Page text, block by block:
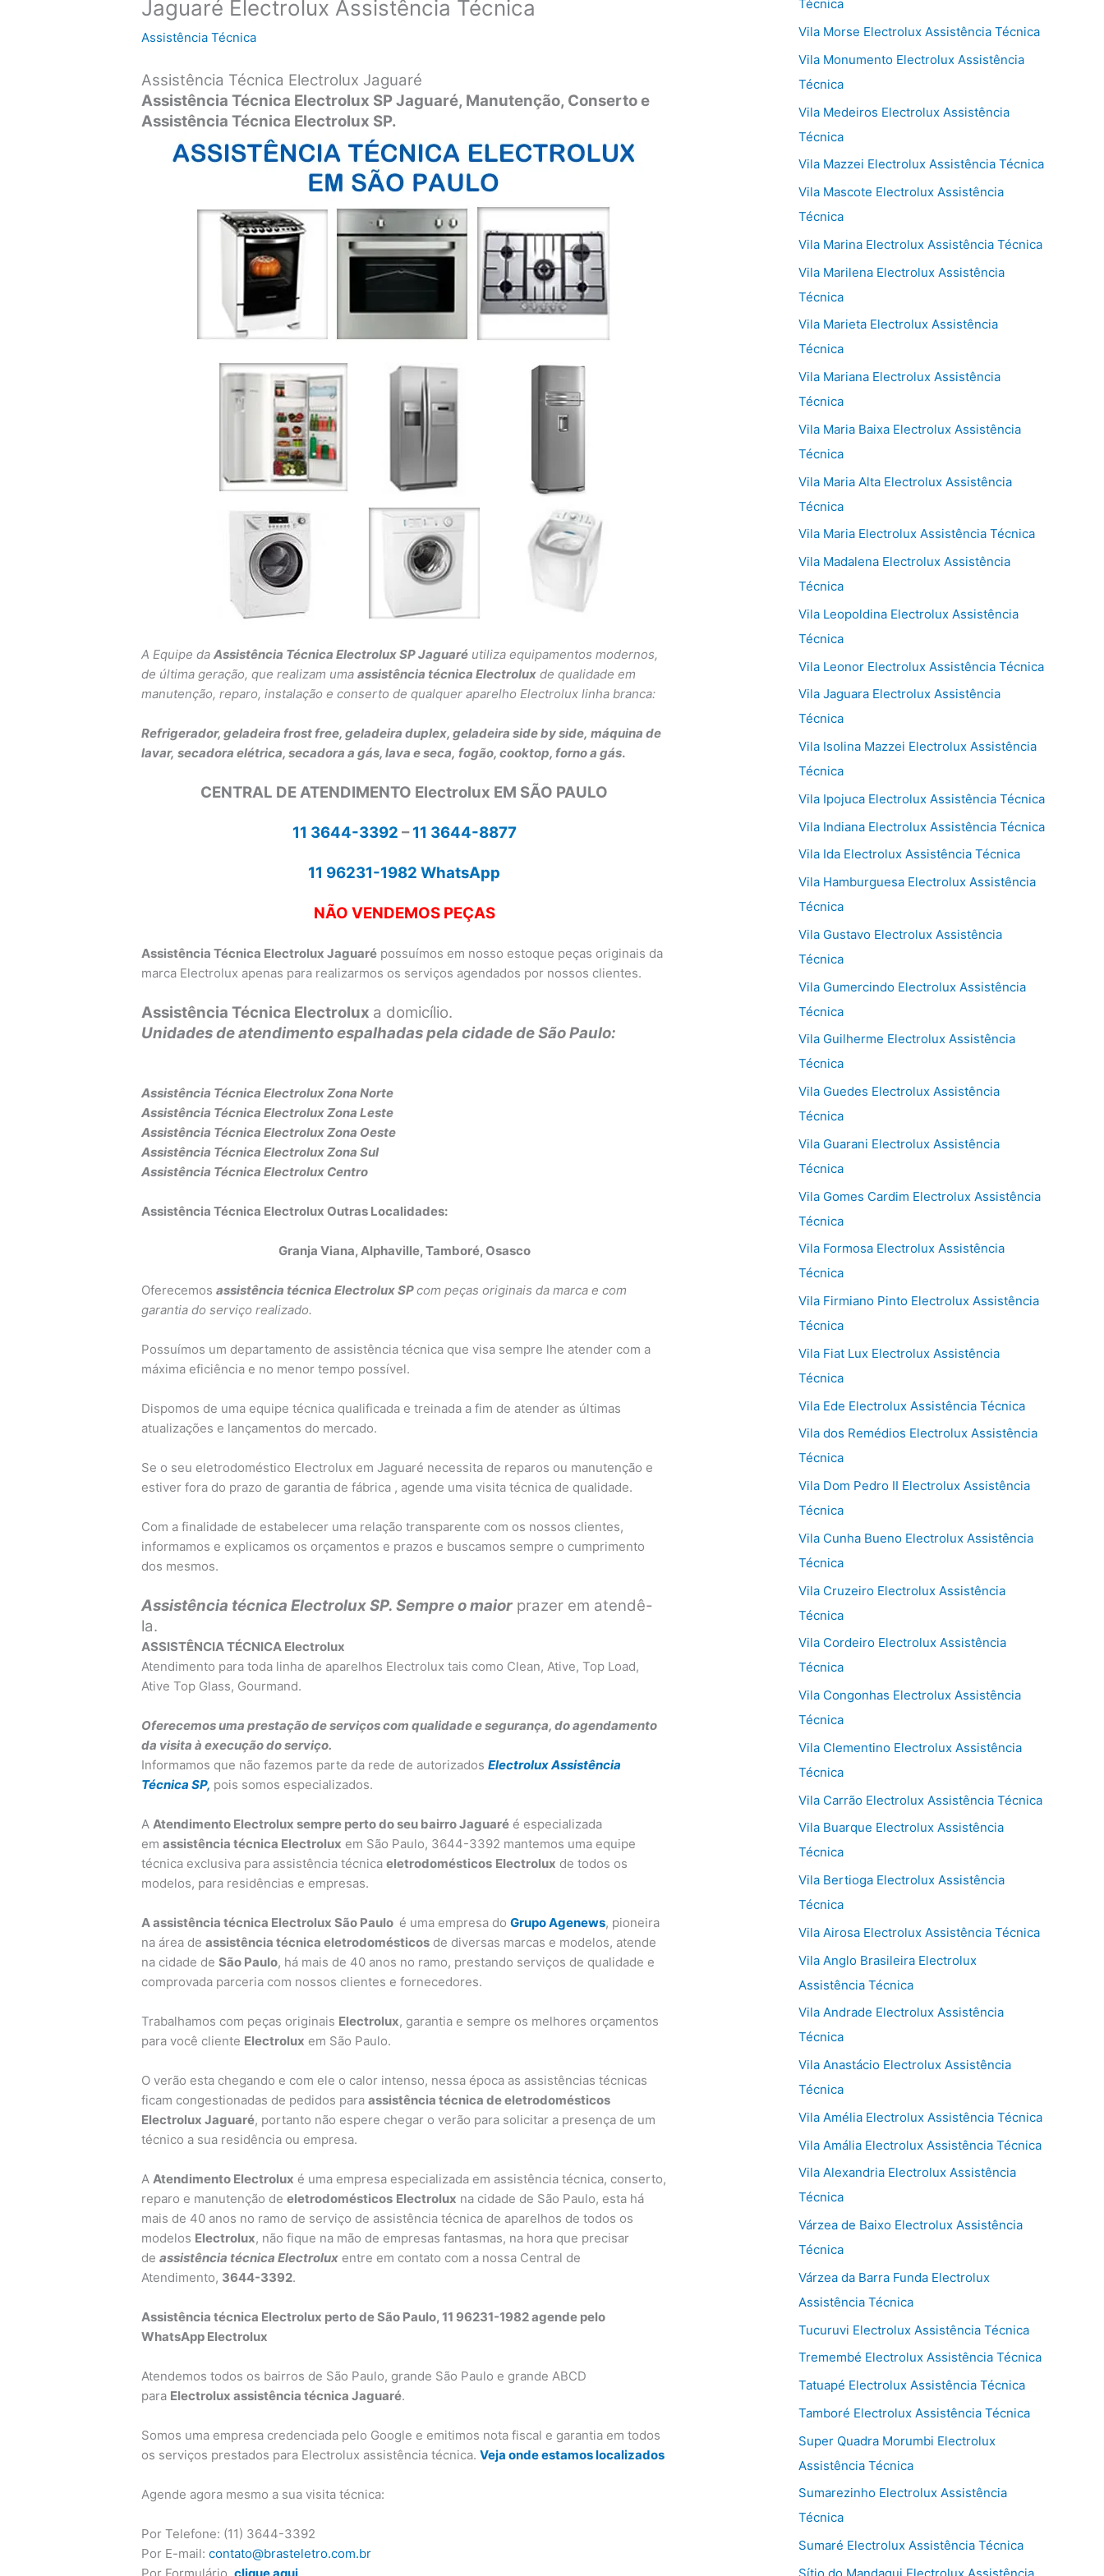
Jaguaré Electrolux Assistência Técnica
Assistência Técnica
Assistência Técnica Electrolux Jaguaré
Assistência Técnica Electrolux SP Jaguaré, Manutenção, Conserto e
Assistência Técnica Electrolux SP.
A Equipe daAssistência Técnica Electrolux SP Jaguaré utiliza equipamentos modernos,
de última geração, que realizam umaassistência técnica Electrolux de qualidade em
manutenção, reparo, instalação e conserto de qualquer aparelho Electrolux linha branca:
Refrigerador, geladeira frost free, geladeira duplex, geladeira side by side,máquina de
lavar,secadora elétrica, secadora a gás, lava e seca,fogão, cooktop, forno a gás.
CENTRAL DE ATENDIMENTO Electrolux EM SÃO PAULO
11 3644-3392 –11 3644-8877
11 96231-1982 WhatsApp
NÃO VENDEMOS PEÇAS
Assistência Técnica Electrolux Jaguaré possuímos em nosso estoque peças originais da
marca Electrolux apenas para realizarmos os serviços agendados por nossos clientes.
Assistência Técnica Electrolux a domicílio.
Unidades de atendimento espalhadas pela cidade de São Paulo:
Assistência Técnica Electrolux Zona Norte
Assistência Técnica Electrolux Zona Leste
Assistência Técnica Electrolux Zona Oeste
Assistência Técnica Electrolux Zona Sul
Assistência Técnica Electrolux Centro
Assistência Técnica Electrolux Outras Localidades:
Granja Viana, Alphaville, Tamboré, Osasco
Oferecemosassistência técnica Electrolux SPcom peças originais da marca e com
garantia do serviço realizado.
Possuímos um departamento de assistência técnica que visa sempre lhe atender com a
máxima eficiência e no menor tempo possível.
Dispomos de uma equipe técnica qualificada e treinada a fim de atender as últimas
atualizações e lançamentos do mercado.
Se o seu eletrodoméstico Electrolux em Jaguaré necessita de reparos ou manutenção e
estiver fora do prazo de garantia de fábrica , agende uma visita técnica de qualidade.
Com a finalidade de estabelecer uma relação transparente com os nossos clientes,
informamos e explicamos os orçamentos e prazos e buscamos sempre o cumprimento
dos mesmos.
Assistência técnica Electrolux SP. Sempre o maior prazer em atendê-
la.
ASSISTÊNCIA TÉCNICA Electrolux
Atendimento para toda linha de aparelhos Electrolux tais como Clean, Ative, Top Load,
Ative Top Glass, Gourmand.
Oferecemos uma prestação de serviços com qualidade e segurança, do agendamento
da visita à execução do serviço.
Informamos que não fazemos parte da rede de autorizadosElectrolux Assistência
Técnica SP, pois somos especializados.
AAtendimento Electrolux sempre perto do seu bairro Jaguaré é especializada
emassistência técnica Electrolux em São Paulo, 3644-3392 mantemos uma equipe
técnica exclusiva para assistência técnicaeletrodomésticos Electrolux de todos os
modelos, para residências e empresas.
A assistência técnica Electrolux São Paulo é uma empresa doGrupo Agenews, pioneira
na área deassistência técnica eletrodomésticos de diversas marcas e modelos, atende
na cidade deSão Paulo, há mais de 40 anos no ramo, prestando serviços de qualidade e
comprovada parceria com nossos clientes e fornecedores.
Trabalhamos com peças originais Electrolux, garantia e sempre os melhores orçamentos
para você cliente Electrolux em São Paulo.
O verão esta chegando e com ele o calor intenso, nessa época as assistências técnicas
ficam congestionadas de pedidos paraassistência técnica de eletrodomésticos
Electrolux Jaguaré, portanto não espere chegar o verão para solicitar a presença de um
técnico a sua residência ou empresa.
AAtendimento Electrolux é uma empresa especializada em assistência técnica, conserto,
reparo e manutenção deeletrodomésticos Electrolux na cidade de São Paulo, esta há
mais de 40 anos no ramo de serviço de assistência técnica de aparelhos de todos os
modelos Electrolux, não fique na mão de empresas fantasmas, na hora que precisar
deassistência técnica Electrolux entre em contato com a nossa Central de
Atendimento, 3644-3392.
Assistência técnica Electrolux perto de São Paulo, 11 96231-1982 agende pelo
WhatsApp Electrolux
Atendemos todos os bairros de São Paulo, grande São Paulo e grande ABCD
para Electrolux assistência técnica Jaguaré.
Somos uma empresa credenciada pelo Google e emitimos nota fiscal e garantia em todos
os serviços prestados para Electrolux assistência técnica.Veja onde estamos localizados
Agende agora mesmo a sua visita técnica:
Por Telefone: (11) 3644-3392
Por E-mail:contato@brasteletro.com.br
Técnica
Vila Morse Electrolux Assistência Técnica
Vila Monumento Electrolux Assistência
Técnica
Vila Medeiros Electrolux Assistência
Técnica
Vila Mazzei Electrolux Assistência Técnica
Vila Mascote Electrolux Assistência
Técnica
Vila Marina Electrolux Assistência Técnica
Vila Marilena Electrolux Assistência
Técnica
Vila Marieta Electrolux Assistência
Técnica
Vila Mariana Electrolux Assistência
Técnica
Vila Maria Baixa Electrolux Assistência
Técnica
Vila Maria Alta Electrolux Assistência
Técnica
Vila Maria Electrolux Assistência Técnica
Vila Madalena Electrolux Assistência
Técnica
Vila Leopoldina Electrolux Assistência
Técnica
Vila Leonor Electrolux Assistência Técnica
Vila Jaguara Electrolux Assistência
Técnica
Vila Isolina Mazzei Electrolux Assistência
Técnica
Vila Ipojuca Electrolux Assistência Técnica
Vila Indiana Electrolux Assistência Técnica
Vila Ida Electrolux Assistência Técnica
Vila Hamburguesa Electrolux Assistência
Técnica
Vila Gustavo Electrolux Assistência
Técnica
Vila Gumercindo Electrolux Assistência
Técnica
Vila Guilherme Electrolux Assistência
Técnica
Vila Guedes Electrolux Assistência
Técnica
Vila Guarani Electrolux Assistência
Técnica
Vila Gomes Cardim Electrolux Assistência
Técnica
Vila Formosa Electrolux Assistência
Técnica
Vila Firmiano Pinto Electrolux Assistência
Técnica
Vila Fiat Lux Electrolux Assistência
Técnica
Vila Ede Electrolux Assistência Técnica
Vila dos Remédios Electrolux Assistência
Técnica
Vila Dom Pedro II Electrolux Assistência
Técnica
Vila Cunha Bueno Electrolux Assistência
Técnica
Vila Cruzeiro Electrolux Assistência
Técnica
Vila Cordeiro Electrolux Assistência
Técnica
Vila Congonhas Electrolux Assistência
Técnica
Vila Clementino Electrolux Assistência
Técnica
Vila Carrão Electrolux Assistência Técnica
Vila Buarque Electrolux Assistência
Técnica
Vila Bertioga Electrolux Assistência
Técnica
Vila Airosa Electrolux Assistência Técnica
Vila Anglo Brasileira Electrolux
Assistência Técnica
Vila Andrade Electrolux Assistência
Técnica
Vila Anastácio Electrolux Assistência
Técnica
Vila Amélia Electrolux Assistência Técnica
Vila Amália Electrolux Assistência Técnica
Vila Alexandria Electrolux Assistência
Técnica
Várzea de Baixo Electrolux Assistência
Técnica
Várzea da Barra Funda Electrolux
Assistência Técnica
Tucuruvi Electrolux Assistência Técnica
Tremembé Electrolux Assistência Técnica
Tatuapé Electrolux Assistência Técnica
Tamboré Electrolux Assistência Técnica
Super Quadra Morumbi Electrolux
Assistência Técnica
Sumarezinho Electrolux Assistência
Técnica
Sumaré Electrolux Assistência Técnica